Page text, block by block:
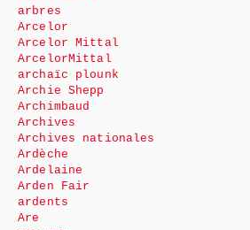
arbres
Arcelor
Arcelor Mittal
ArcelorMittal
archaïc plounk
Archie Shepp
Archimbaud
Archives
Archives nationales
Ardèche
Ardelaine
Arden Fair
ardents
Are